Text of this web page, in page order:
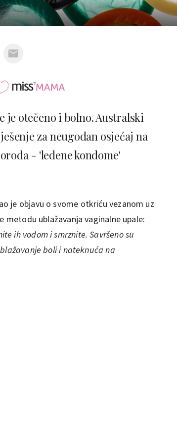
je otečeno i bolno. Australski
za neugodan osjećaj na
- 'ledene kondome'
je objavu o svome otkriću vezanom uz
metodu ublažavanja vaginalne upale:
ih vodom i smrznite. Savršeno su
boli i nateknuća na